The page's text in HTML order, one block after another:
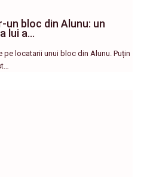
bloc din Alunu: un
lui a…
locatarii unui bloc din Alunu. Puțin